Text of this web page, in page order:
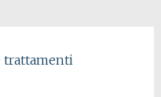
trattamenti